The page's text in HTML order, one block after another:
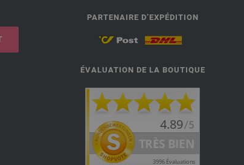
PARTENAIRE D’EXPÉDITION
ÉVALUATION DE LA BOUTIQUE